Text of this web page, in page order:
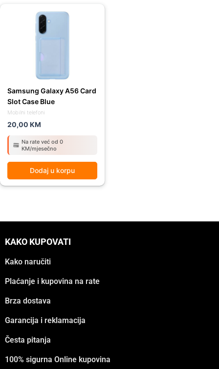
Mobilni telefoni
Samsung Galaxy A56 Card
Slot Case Blue
20,00 KM
Na rate već od 0
KM/mjesečno
Dodaj u korpu
KAKO KUPOVATI
Kako naručiti
Plaćanje i kupovina na rate
Brza dostava
Garancija i reklamacija
Česta pitanja
100% sigurna Online kupovina